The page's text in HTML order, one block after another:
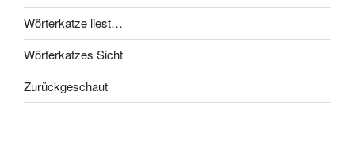
Wörterkatze liest…
Wörterkatzes Sicht
Zurückgeschaut